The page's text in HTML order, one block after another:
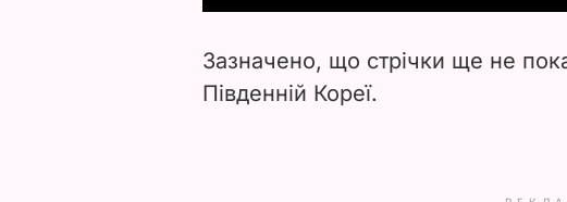
Зазначено, що стрічки ще не
Південній Кореї.